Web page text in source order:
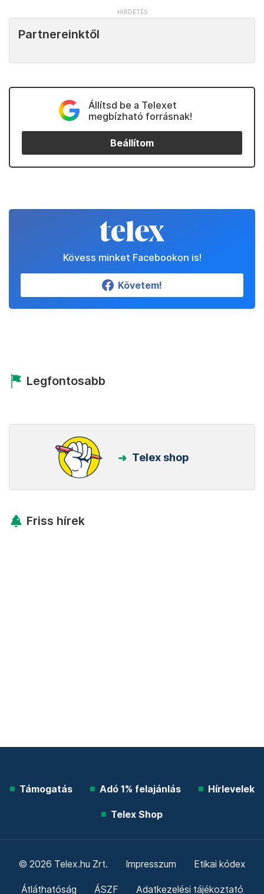
Partnereinktől
Állítsd be a Telexet
megbízható forrásnak!
Beállítom
Kövess minket Facebookon is!
Követem!
Legfontosabb
Telex shop
Friss hírek
Támogatás Adó 1% felajánlás Hírlevelek
Telex Shop
© 2026 Telex.hu Zrt. Impresszum Etikai kódex
Átláthatóság ÁSZF Adatkezelési tájékoztató